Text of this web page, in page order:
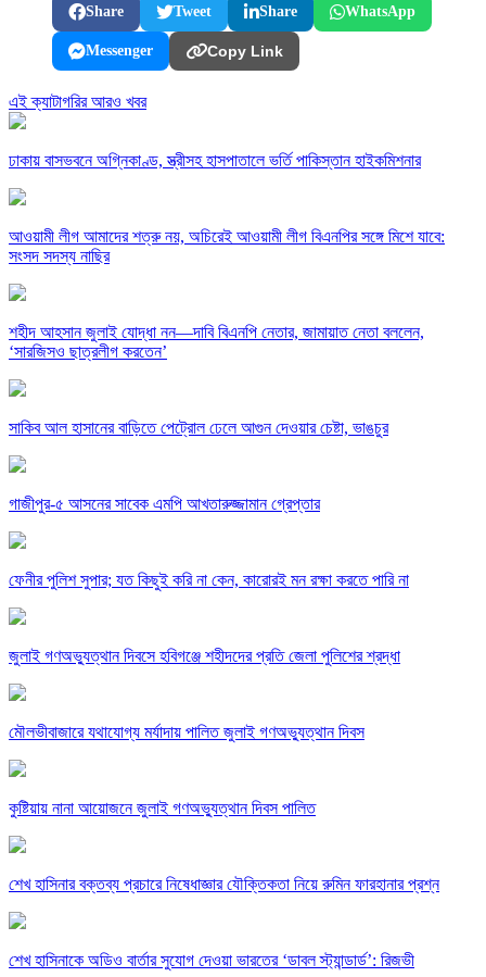
Share Tweet Share WhatsApp
Messenger Copy Link
এই ক্যাটাগরির আরও খবর
ঢাকায় বাসভবনে অগ্নিকাণ্ড, স্ত্রীসহ হাসপাতালে ভর্তি পাকিস্তান হাইকমিশনার
আওয়ামী লীগ আমাদের শত্রু নয়, অচিরেই আওয়ামী লীগ বিএনপির সঙ্গে মিশে যাবে:
সংসদ সদস্য নাছির
শহীদ আহসান জুলাই যোদ্ধা নন—দাবি বিএনপি নেতার, জামায়াত নেতা বললেন,
‘সারজিসও ছাত্রলীগ করতেন’
সাকিব আল হাসানের বাড়িতে পেট্রোল ঢেলে আগুন দেওয়ার চেষ্টা, ভাঙচুর
গাজীপুর-৫ আসনের সাবেক এমপি আখতারুজ্জামান গ্রেপ্তার
ফেনীর পুলিশ সুপার; যত কিছুই করি না কেন, কারোরই মন রক্ষা করতে পারি না
জুলাই গণঅভ্যুত্থান দিবসে হবিগঞ্জে শহীদদের প্রতি জেলা পুলিশের শ্রদ্ধা
মৌলভীবাজারে যথাযোগ্য মর্যাদায় পালিত জুলাই গণঅভ্যুত্থান দিবস
কুষ্টিয়ায় নানা আয়োজনে জুলাই গণঅভ্যুত্থান দিবস পালিত
শেখ হাসিনার বক্তব্য প্রচারে নিষেধাজ্ঞার যৌক্তিকতা নিয়ে রুমিন ফারহানার প্রশ্ন
শেখ হাসিনাকে অডিও বার্তার সুযোগ দেওয়া ভারতের ‘ডাবল স্ট্যান্ডার্ড’: রিজভী